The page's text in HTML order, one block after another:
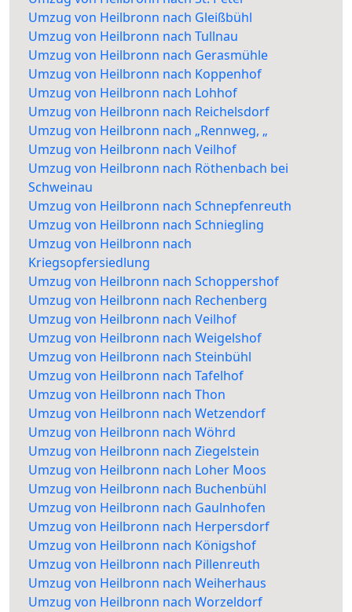
Umzug von Heilbronn nach Gleißbühl
Umzug von Heilbronn nach Tullnau
Umzug von Heilbronn nach Gerasmühle
Umzug von Heilbronn nach Koppenhof
Umzug von Heilbronn nach Lohhof
Umzug von Heilbronn nach Reichelsdorf
Umzug von Heilbronn nach „Rennweg, „
Umzug von Heilbronn nach Veilhof
Umzug von Heilbronn nach Röthenbach bei
Schweinau
Umzug von Heilbronn nach Schnepfenreuth
Umzug von Heilbronn nach Schniegling
Umzug von Heilbronn nach
Kriegsopfersiedlung
Umzug von Heilbronn nach Schoppershof
Umzug von Heilbronn nach Rechenberg
Umzug von Heilbronn nach Veilhof
Umzug von Heilbronn nach Weigelshof
Umzug von Heilbronn nach Steinbühl
Umzug von Heilbronn nach Tafelhof
Umzug von Heilbronn nach Thon
Umzug von Heilbronn nach Wetzendorf
Umzug von Heilbronn nach Wöhrd
Umzug von Heilbronn nach Ziegelstein
Umzug von Heilbronn nach Loher Moos
Umzug von Heilbronn nach Buchenbühl
Umzug von Heilbronn nach Gaulnhofen
Umzug von Heilbronn nach Herpersdorf
Umzug von Heilbronn nach Königshof
Umzug von Heilbronn nach Pillenreuth
Umzug von Heilbronn nach Weiherhaus
Umzug von Heilbronn nach Worzeldorf